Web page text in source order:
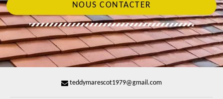
NOUS CONTACTER
teddymarescot1979@gmail.com